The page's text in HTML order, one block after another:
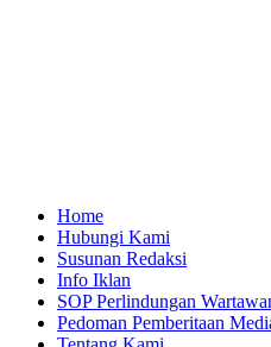
Home
Hubungi Kami
Susunan Redaksi
Info Iklan
SOP Perlindungan
Pedoman Pemberitaan